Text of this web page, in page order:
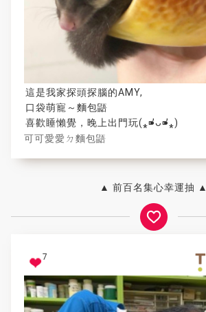
這是我家探頭探腦的AMY,
口袋萌寵～麵包鼯
喜歡睡懶覺，晚上出門玩(⁎⁍̴̛ᴗ⁍̴̛⁎)
可可愛愛ㄉ麵包鼯
▲ 前百名集心幸運抽 ▲
7